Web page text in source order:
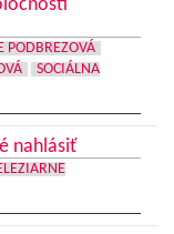
PODBREZOVÁ
SOCIÁLNA
nahlásiť